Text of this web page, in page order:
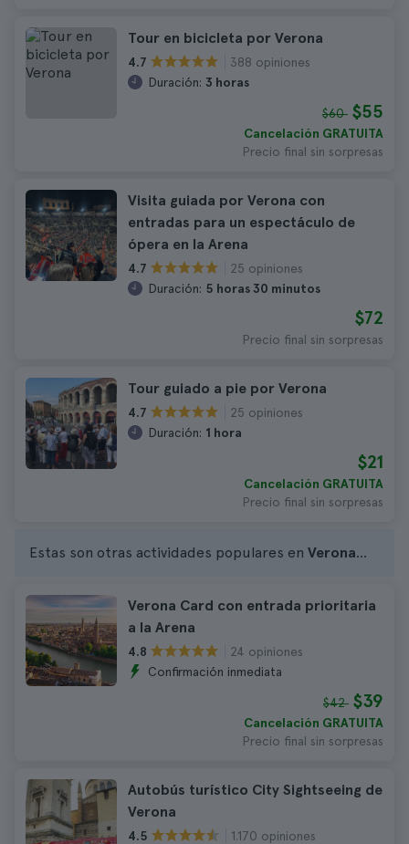
Tour en bicicleta por Verona
4.7
388 opiniones
Duración: 3 horas
$60 $55
Cancelación GRATUITA
Precio final sin sorpresas
Visita guiada por Verona con
entradas para un espectáculo de
ópera en la Arena
4.7
25 opiniones
Duración: 5 horas 30 minutos
$72
Precio final sin sorpresas
Tour guiado a pie por Verona
4.7
25 opiniones
Duración: 1 hora
$21
Cancelación GRATUITA
Precio final sin sorpresas
Estas son otras actividades populares en Verona...
Verona Card con entrada prioritaria
a la Arena
4.8
24 opiniones
Confirmación inmediata
$42 $39
Cancelación GRATUITA
Precio final sin sorpresas
Autobús turístico City Sightseeing de
Verona
4.5 1.170 opiniones